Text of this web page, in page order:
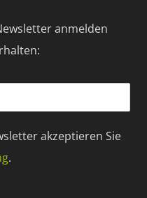
anmelden
akzeptieren Sie
.